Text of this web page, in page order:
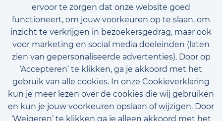
ervoor te zorgen dat onze website goed
functioneert, om jouw voorkeuren op te slaan, om
inzicht te verkrijgen in bezoekersgedrag, maar ook
voor marketing en social media doeleinden (laten
zien van gepersonaliseerde advertenties). Door op
‘Accepteren’ te klikken, ga je akkoord met het
gebruik van alle cookies. In onze Cookieverklaring
kun je meer lezen over de cookies die wij gebruiken
en kun je jouw voorkeuren opslaan of wijzigen. Door
‘Weigeren’ te klikken ga je alleen akkoord met het
Bekijk onze beschikbare vacatures